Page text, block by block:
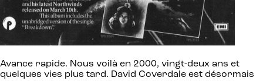
Avance rapide. Nous voilà en 2000, vingt-deux ans et
quelques vies plus tard. David Coverdale est désormais